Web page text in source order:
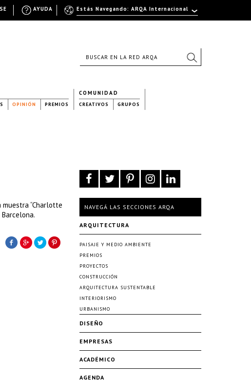
OPINIÓN PREMIOS
COMUNIDAD
CREATIVOS GRUPOS
“Charlotte
NAVEGÁ LAS SECCIONES ARQA
ARQUITECTURA
PAISAJE Y MEDIO AMBIENTE
PREMIOS
PROYECTOS
CONSTRUCCIÓN
ARQUITECTURA SUSTENTABLE
INTERIORISMO
URBANISMO
DISEÑO
EMPRESAS
ACADÉMICO
AGENDA
Estás Navegando: ARQA Internacional
AYUDA